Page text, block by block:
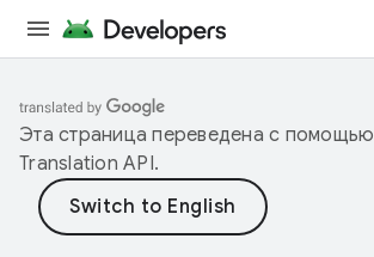
Эта страница переведена с помощью
Translation API.